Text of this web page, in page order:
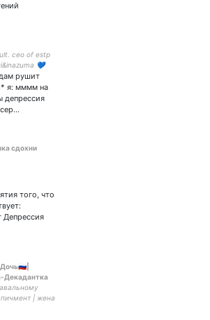
ceo of estp
💙
the world
рушит
я: мммм на
депрессия
сер…
сдохни
того, что
Депрессия
Декадантка
| жена
про-